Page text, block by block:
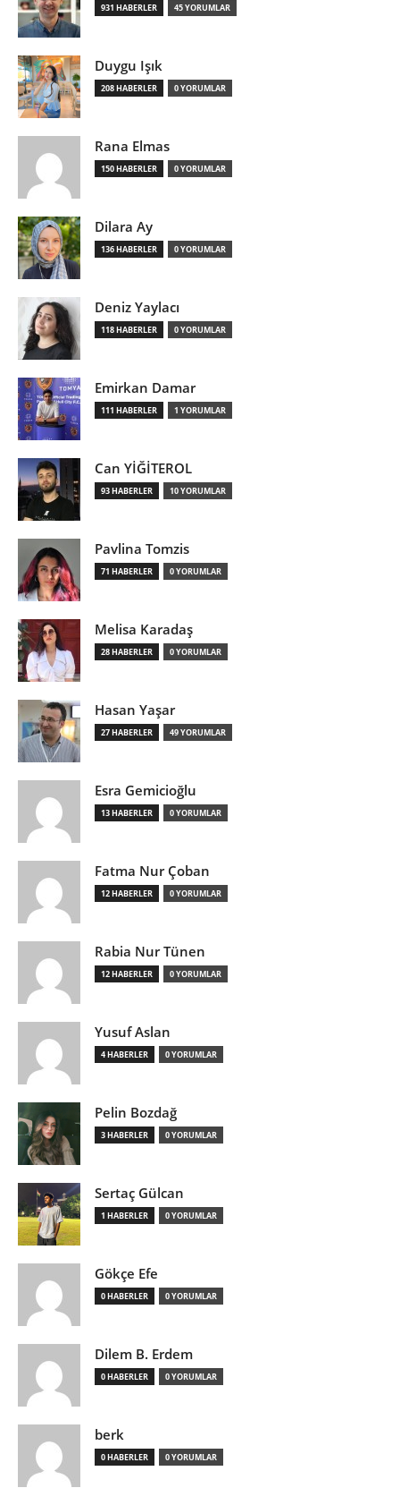
931 HABERLER 45 YORUMLAR
Duygu Işık
208 HABERLER 0 YORUMLAR
Rana Elmas
150 HABERLER 0 YORUMLAR
Dilara Ay
136 HABERLER 0 YORUMLAR
Deniz Yaylacı
118 HABERLER 0 YORUMLAR
Emirkan Damar
111 HABERLER 1 YORUMLAR
Can YİĞİTEROL
93 HABERLER 10 YORUMLAR
Pavlina Tomzis
71 HABERLER 0 YORUMLAR
Melisa Karadaş
28 HABERLER 0 YORUMLAR
Hasan Yaşar
27 HABERLER 49 YORUMLAR
Esra Gemicioğlu
13 HABERLER 0 YORUMLAR
Fatma Nur Çoban
12 HABERLER 0 YORUMLAR
Rabia Nur Tünen
12 HABERLER 0 YORUMLAR
Yusuf Aslan
4 HABERLER 0 YORUMLAR
Pelin Bozdağ
3 HABERLER 0 YORUMLAR
Sertaç Gülcan
1 HABERLER 0 YORUMLAR
Gökçe Efe
0 HABERLER 0 YORUMLAR
Dilem B. Erdem
0 HABERLER 0 YORUMLAR
berk
0 HABERLER 0 YORUMLAR